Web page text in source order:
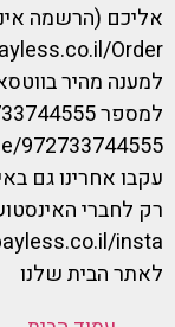
אליכם (הרשמה
Order
למענה מהיר
למספר 0733744555 :
972733744555
עקבו אחרינו גם
רק לחברי
insta
לאתר הבית שלנו